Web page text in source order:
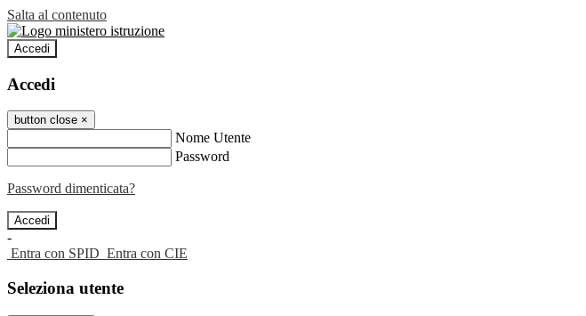
Salta al contenuto
Accedi
Accedi
button close ×
Nome Utente
Password
Password dimenticata?
-
Entra con SPID Entra con CIE
Seleziona utente